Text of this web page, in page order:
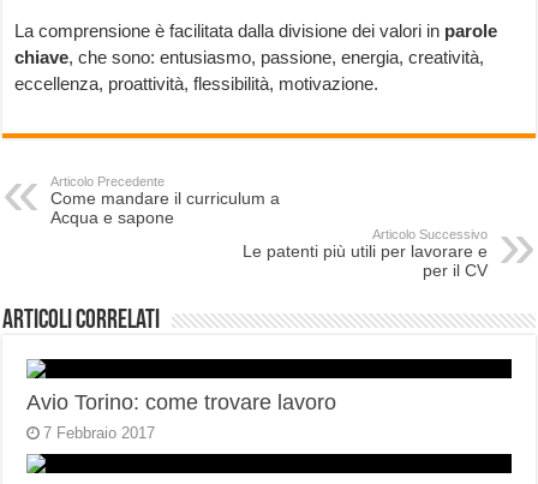
La comprensione è facilitata dalla divisione dei valori in parole
chiave, che sono: entusiasmo, passione, energia, creatività,
eccellenza, proattività, flessibilità, motivazione.
Articolo Precedente
Come mandare il curriculum a
Acqua e sapone
Articolo Successivo
Le patenti più utili per lavorare e
per il CV
Articoli correlati
Avio Torino: come trovare lavoro
7 Febbraio 2017